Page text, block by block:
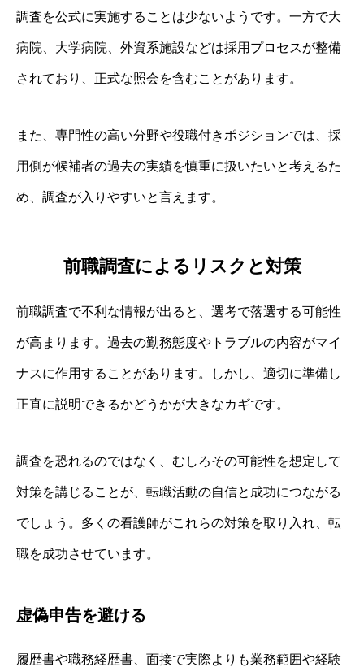
調査を公式に実施することは少ないようです。一方で大
病院、大学病院、外資系施設などは採用プロセスが整備
されており、正式な照会を含むことがあります。
また、専門性の高い分野や役職付きポジションでは、採
用側が候補者の過去の実績を慎重に扱いたいと考えるた
め、調査が入りやすいと言えます。
前職調査によるリスクと対策
前職調査で不利な情報が出ると、選考で落選する可能性
が高まります。過去の勤務態度やトラブルの内容がマイ
ナスに作用することがあります。しかし、適切に準備し
正直に説明できるかどうかが大きなカギです。
調査を恐れるのではなく、むしろその可能性を想定して
対策を講じることが、転職活動の自信と成功につながる
でしょう。多くの看護師がこれらの対策を取り入れ、転
職を成功させています。
虚偽申告を避ける
履歴書や職務経歴書、面接で実際よりも業務範囲や経験